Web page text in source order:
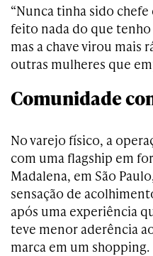
“Nunca tinha sido
feito nada do que
mas a chave virou mais
outras mulheres que
Comunidade
No varejo físico, a
com uma flagship em
Madalena, em São
sensação de
após uma experiência
teve menor aderência
marca em um shopping.